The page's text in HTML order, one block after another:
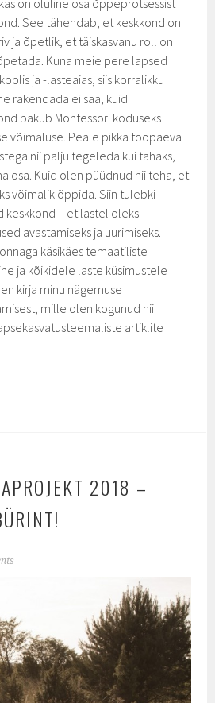
on oluline osa õppeprotsessist
See tähendab, et keskkond on
ja õpetlik, et täiskasvanu roll on
Kuna meie pere lapsed
ja -lasteaias, siis korralikku
rakendada ei saa, kuid
pakub Montessori koduseks
võimaluse. Peale pikka tööpäeva
nii palju tegeleda kui tahaks,
osa. Kuid olen püüdnud nii teha, et
võimalik õppida. Siin tulebki
– et lastel oleks
avastamiseks ja uurimiseks.
käsikäes temaatiliste
ja kõikidele laste küsimustele
kirja minu nägemuse
mille olen kogunud nii
artiklite
2018 –